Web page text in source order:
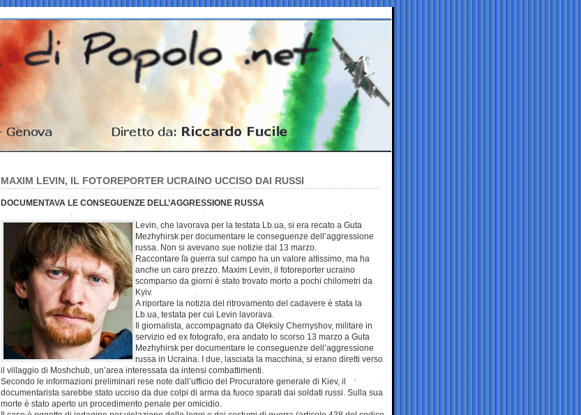
MAXIM LEVIN, IL FOTOREPORTER UCRAINO UCCISO DAI RUSSI
DOCUMENTAVA LE CONSEGUENZE DELL’AGGRESSIONE RUSSA
Levin, che lavorava per la testata Lb.ua, si era recato a Guta
Mezhyhirsk per documentare le conseguenze dell’aggressione
russa. Non si avevano sue notizie dal 13 marzo.
Raccontare la guerra sul campo ha un valore altissimo, ma ha
anche un caro prezzo. Maxim Levin, il fotoreporter ucraino
scomparso da giorni è stato trovato morto a pochi chilometri da
Kyiv.
A riportare la notizia del ritrovamento del cadavere è stata la
Lb.ua, testata per cui Levin lavorava.
Il giornalista, accompagnato da Oleksiy Chernyshov, militare in
servizio ed ex fotografo, era andato lo scorso 13 marzo a Guta
Mezhyhirsk per documentare le conseguenze dell’aggressione
russa in Ucraina. I due, lasciata la macchina, si erano diretti verso
il villaggio di Moshchub, un’area interessata da intensi combattimenti.
Secondo le informazioni preliminari rese note dall’ufficio del Procuratore generale di Kiev, il
documentarista sarebbe stato ucciso da due colpi di arma da fuoco sparati dai soldati russi. Sulla sua
morte è stato aperto un procedimento penale per omicidio.